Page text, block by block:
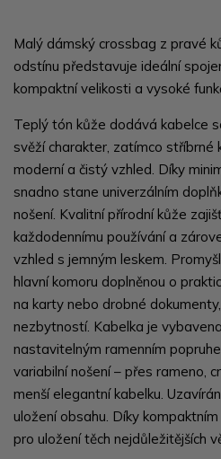
Malý dámský crossbag z pravé
odstínu představuje ideální
kompaktní velikosti a vysoké
Teplý tón kůže dodává kabelce
svěží charakter, zatímco
moderní a čistý vzhled. Díky
snadno stane univerzálním
nošení. Kvalitní přírodní kůže
každodennímu používání a
vzhled s jemným leskem.
hlavní komoru doplněnou o
na karty nebo drobné
nezbytností. Kabelka je
nastavitelným ramenním
variabilní nošení – přes rameno,
menší elegantní kabelku.
uložení obsahu. Díky
pro uložení těch nejdůležitějších